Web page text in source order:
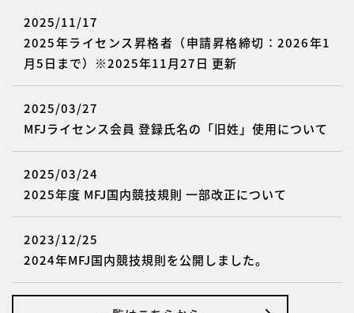
2025/11/17
2025年ライセンス昇格者（申請昇格締切：2026年1
月5日まで）※2025年11月27日 更新
2025/03/27
MFJライセンス会員 登録氏名の「旧姓」使用について
2025/03/24
2025年度 MFJ国内競技規則 一部改正について
2023/12/25
2024年MFJ国内競技規則を公開しました。